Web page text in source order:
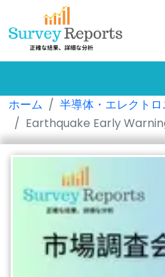
ホーム
半導体・エレクトロ
Earthquake Early